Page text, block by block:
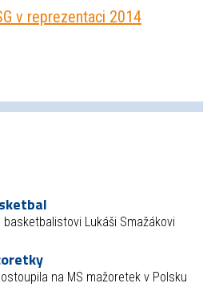
v reprezentaci 2014
basketbalistovi Lukáši Smažákovi
na MS mažoretek v Polsku